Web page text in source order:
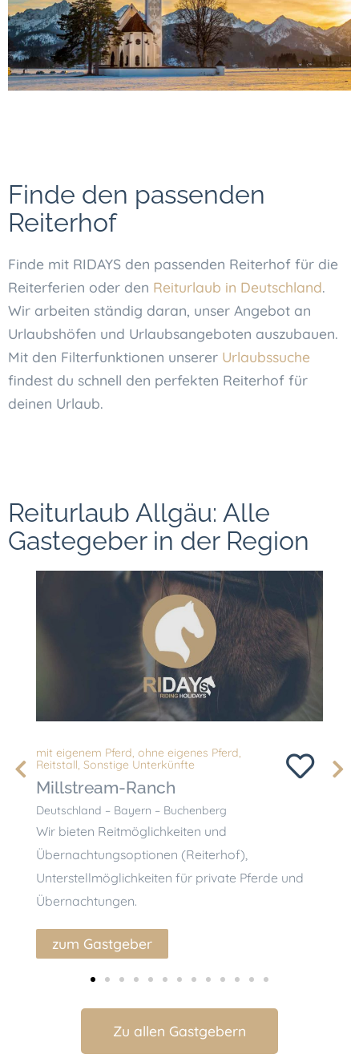
Finde den passenden
Reiterhof
Finde mit RIDAYS den passenden Reiterhof für die
Reiterferien oder den Reiturlaub in Deutschland.
Wir arbeiten ständig daran, unser Angebot an
Urlaubshöfen und Urlaubsangeboten auszubauen.
Mit den Filterfunktionen unserer Urlaubssuche
findest du schnell den perfekten Reiterhof für
deinen Urlaub.
Reiturlaub Allgäu: Alle
Gastegeber in der Region
mit eigenem Pferd, ohne eigenes Pferd,
Reitstall, Sonstige Unterkünfte
Millstream-Ranch
Deutschland – Bayern – Buchenberg
Wir bieten Reitmöglichkeiten und
Übernachtungsoptionen (Reiterhof),
Unterstellmöglichkeiten für private Pferde und
Übernachtungen.
zum Gastgeber
Zu allen Gastgebern